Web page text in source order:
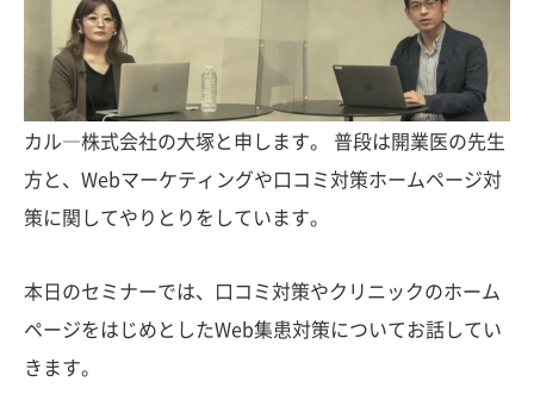
カル―株式会社の大塚と申します。 普段は開業医の先生
方と、Webマーケティングや口コミ対策ホームページ対
策に関してやりとりをしています。
本日のセミナーでは、口コミ対策やクリニックのホーム
ページをはじめとしたWeb集患対策についてお話してい
きます。